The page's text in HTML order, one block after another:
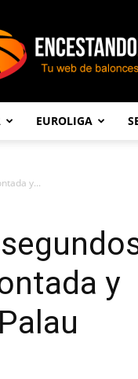
EUROLIGA
y...
y